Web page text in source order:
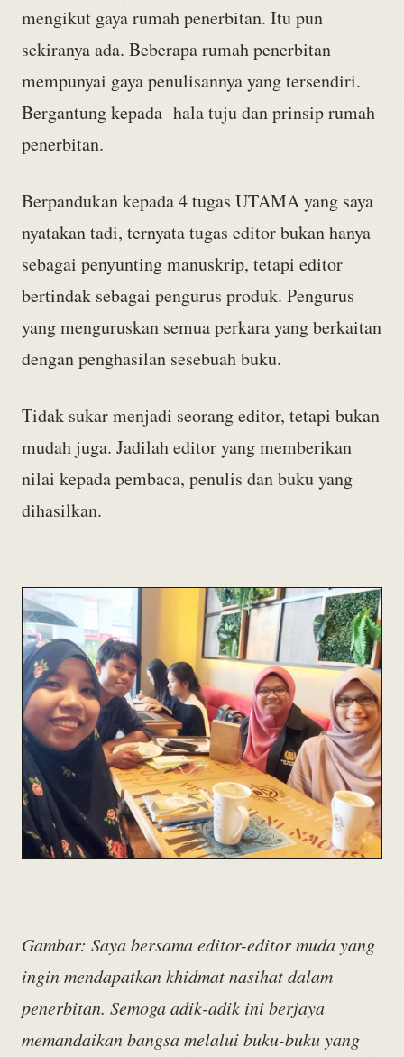
mengikut gaya rumah penerbitan. Itu pun
sekiranya ada. Beberapa rumah penerbitan
mempunyai gaya penulisannya yang tersendiri.
Bergantung kepada hala tuju dan prinsip rumah
penerbitan.
Berpandukan kepada 4 tugas UTAMA yang saya
nyatakan tadi, ternyata tugas editor bukan hanya
sebagai penyunting manuskrip, tetapi editor
bertindak sebagai pengurus produk. Pengurus
yang menguruskan semua perkara yang berkaitan
dengan penghasilan sesebuah buku.
Tidak sukar menjadi seorang editor, tetapi bukan
mudah juga. Jadilah editor yang memberikan
nilai kepada pembaca, penulis dan buku yang
dihasilkan.
Gambar: Saya bersama editor-editor muda yang
ingin mendapatkan khidmat nasihat dalam
penerbitan. Semoga adik-adik ini berjaya
memandaikan bangsa melalui buku-buku yang